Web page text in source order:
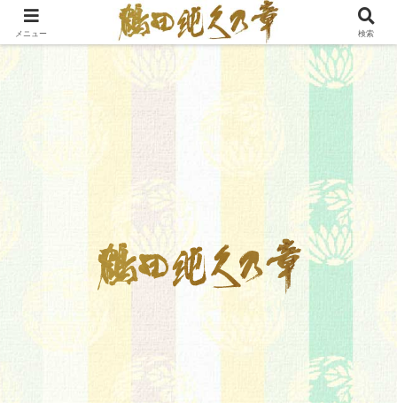
メニュー 検索